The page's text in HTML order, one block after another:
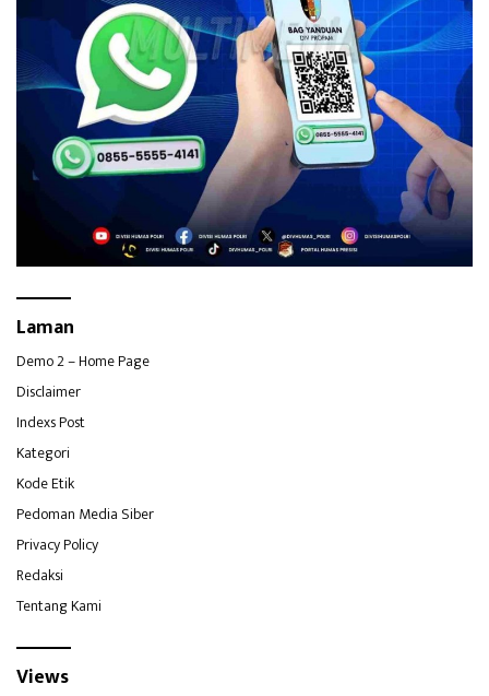
Laman
Demo 2 – Home Page
Disclaimer
Indexs Post
Kategori
Kode Etik
Pedoman Media Siber
Privacy Policy
Redaksi
Tentang Kami
Views